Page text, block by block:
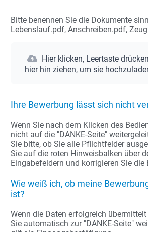
Bitte benennen Sie die Dokumente
Lebenslauf.pdf, Anschreiben.pdf,
Hier klicken, Leertaste
hier hin ziehen, um sie
Ihre Bewerbung lässt sich nicht
Wenn Sie nach dem Klicken des
nicht auf die "DANKE-Seite"
Sie bitte, ob Sie alle Pflichtfelder
Sie auf die roten Hinweisbalken über
Eingabefeldern und korrigieren Sie die
Wie weiß ich, ob meine
ist?
Wenn die Daten erfolgreich übermittelt
Sie automatisch zur "DANKE-Seite"